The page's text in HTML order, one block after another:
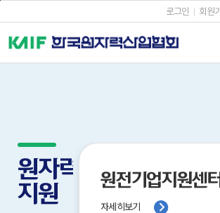
로그인 회원
원자력산업
지원
원전기업지원센터
자세히보기